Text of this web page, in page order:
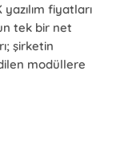
fiyatları
tek bir net
şirketin
modüllere